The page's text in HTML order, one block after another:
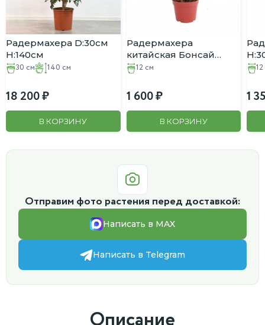
Радермахера D:30см
H:140см
30 см
140 см
18 200
В КОРЗИНУ
Радермахера
китайская Бонсай
D:12см
12 см
1 600
В КОРЗИНУ
1
Отправим фото растения перед доставкой:
Написать в MAX
Написать в Telegram